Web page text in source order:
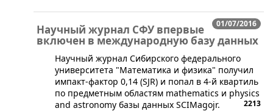
01/07/2016
Научный журнал СФУ впервые
включен в международную базу данных
​Научный журнал Сибирского федерального
университета "Математика и физика" получил
импакт-фактор 0,14 (SJR) и попал в 4-й квартиль
по предметным областям mathematics и physics
and astronomy базы данных SCIMagojr.
2213